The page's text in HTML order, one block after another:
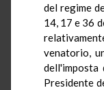
del regime
14, 17 e 36
venatorio,
dell'imposta
Presidente